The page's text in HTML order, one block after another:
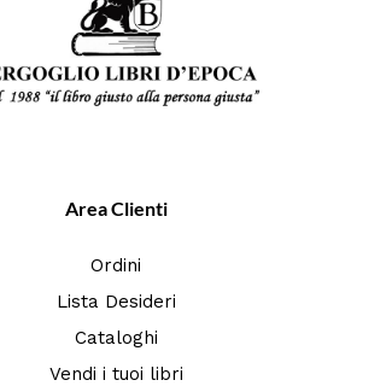
Area Clienti
Ordini
Lista Desideri
Cataloghi
Vendi i tuoi libri